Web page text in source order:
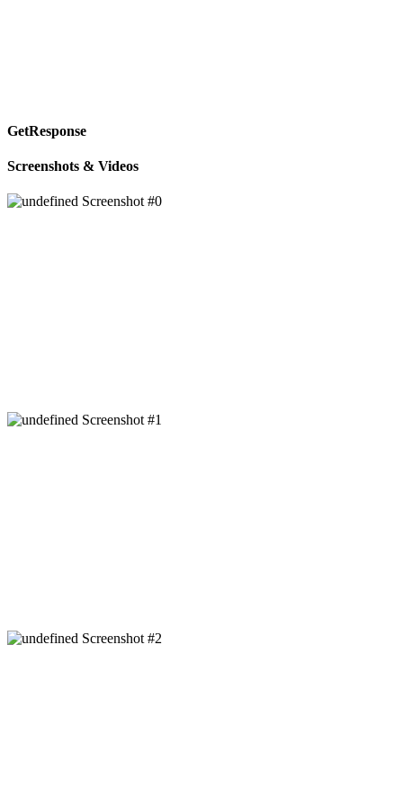
GetResponse
Screenshots & Videos